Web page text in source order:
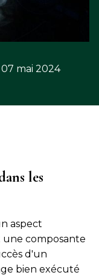
mai 2024
les
aspect
une composante
d'un
bien exécuté